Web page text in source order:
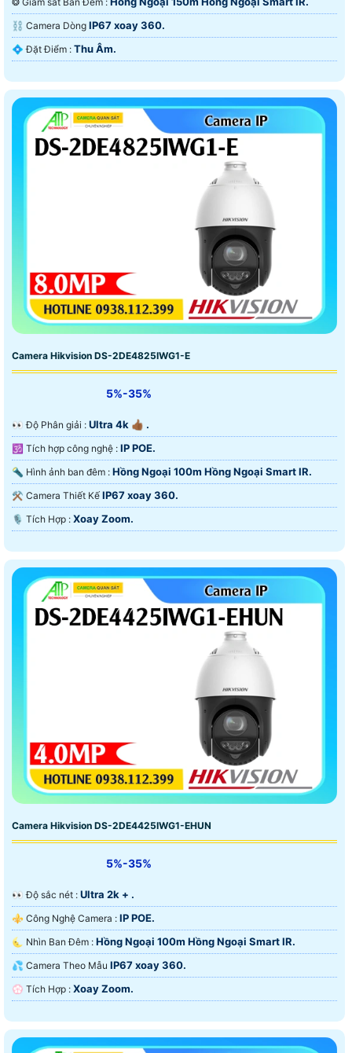
⛓ Camera Dòng IP67 xoay 360.
️💠 Đặt Điểm : Thu Âm.
Camera Hikvision DS-2DE4825IWG1-E
5%-35%
️👀 Độ Phân giải : Ultra 4k 👍🏾 .
🕉️ Tích hợp công nghệ : IP POE.
🔦 Hình ảnh ban đêm : Hồng Ngoại 100m Hồng Ngoại Smart IR.
⚒ Camera Thiết Kế IP67 xoay 360.
️🎙 Tích Hợp : Xoay Zoom.
Camera Hikvision DS-2DE4425IWG1-EHUN
5%-35%
️👀 Độ sắc nét : Ultra 2k + .
⚜️ Công Nghệ Camera : IP POE.
🌜 Nhìn Ban Đêm : Hồng Ngoại 100m Hồng Ngoại Smart IR.
💦 Camera Theo Mẫu IP67 xoay 360.
️💮 Tích Hợp : Xoay Zoom.